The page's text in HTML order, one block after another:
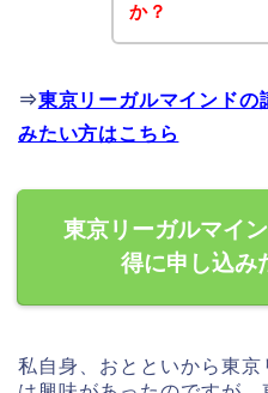
か？
⇒東京リーガルマインドの
みたい方はこちら
東京リーガルマイ
得に申し込み
私自身、おとといから東